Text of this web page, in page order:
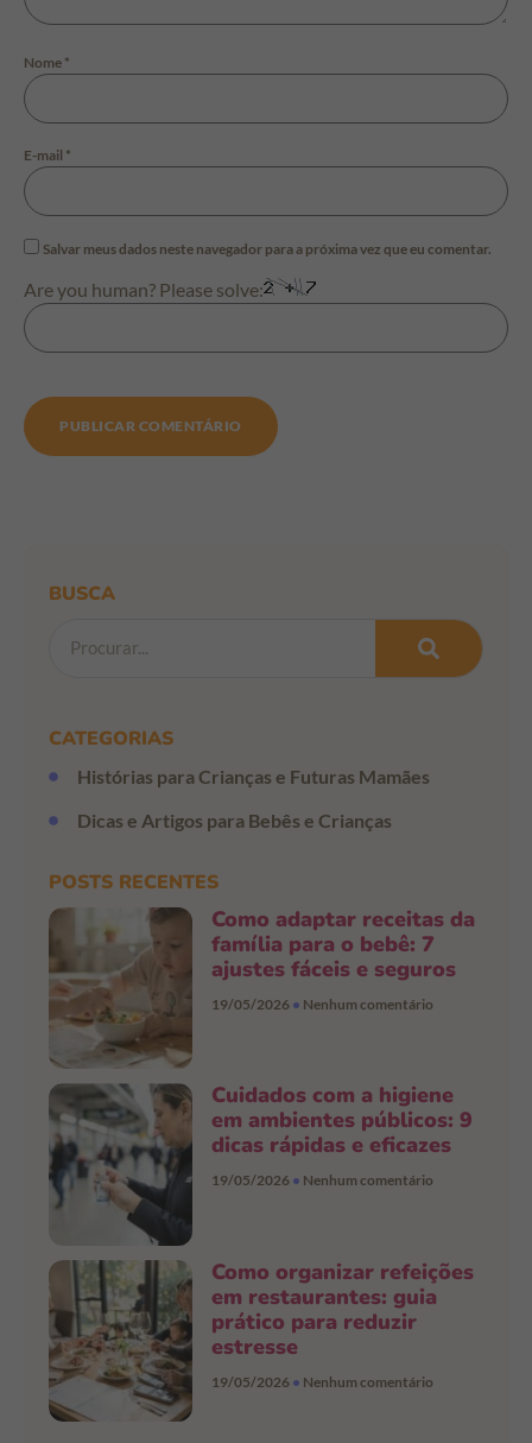
Nome *
E-mail *
Salvar meus dados neste navegador para a próxima vez que eu comentar.
Are you human? Please solve:
BUSCA
CATEGORIAS
Histórias para Crianças e Futuras Mamães
Dicas e Artigos para Bebês e Crianças
POSTS RECENTES
Como adaptar receitas da
família para o bebê: 7
ajustes fáceis e seguros
19/05/2026 Nenhum comentário
Cuidados com a higiene
em ambientes públicos: 9
dicas rápidas e eficazes
19/05/2026 Nenhum comentário
Como organizar refeições
em restaurantes: guia
prático para reduzir
estresse
19/05/2026 Nenhum comentário